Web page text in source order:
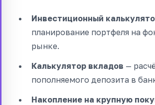
Инвестиционный
планирование портфеля на
рынке.
Калькулятор вкладов —
пополняемого депозита в
Накопление на крупную